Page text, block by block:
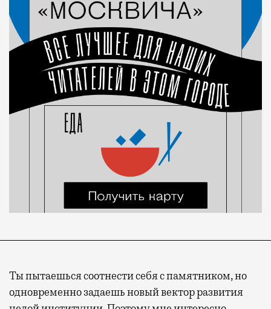
Ты пытаешься соотнести себя с памятником, но
одновременно задаешь новый вектор развития